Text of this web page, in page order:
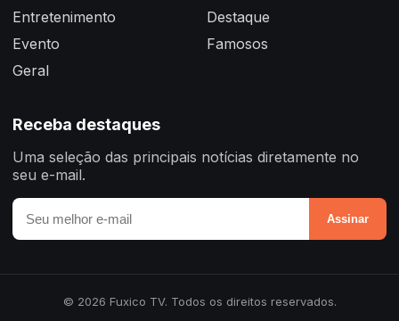
Entretenimento
Evento
Geral
Destaque
Famosos
Receba destaques
Uma seleção das principais notícias diretamente no
seu e-mail.
Assinar
© 2026 Fuxico TV. Todos os direitos reservados.